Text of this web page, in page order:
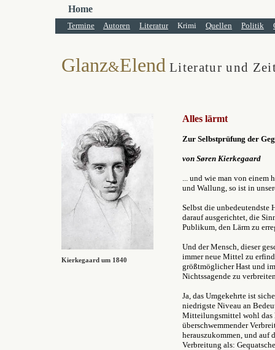
Home
Termine Autoren Literatur Krimi Quellen Politik
Glanz&Elend Literatur und
Kierkegaard um 1840
Alles lärmt
Zur Selbstprüfung der
von Søren Kierkegaard
... und wie man von einem
und Wallung, so ist in
Selbst die
darauf ausgerichtet, die
Publikum, den Lärm zu
Und der Mensch, dieser
immer neue Mittel zu
größtmöglicher Hast und
Nichtssagende zu
Ja, das Umgekehrte ist
niedrigste Niveau an
Mitteilungsmittel wohl das
überschwemmender
herauszukommen, und auf
Verbreitung als: